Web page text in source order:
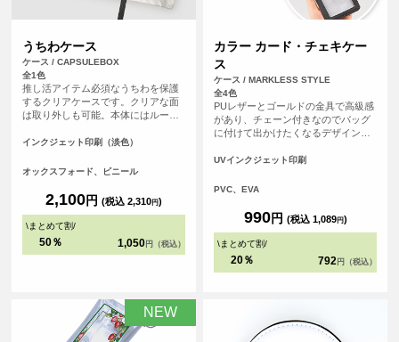
うちわケース
ケース / CAPSULEBOX
全1色
推し活アイテム必須なうちわを保護
するクリアケースです。クリアな面
は取り外しも可能。本体にはループ
っておくこともできちゃいます。う
に！
インクジェット印刷（淡色）
オックスフォード、ビニール
2,100円 (税込 2,310円)
\まとめて割/
50％ 1,050 円（税込）
カラー カード・チェキケー
ス
ケース / MARKLESS STYLE
全4色
PUレザーとゴールドの金具で高級感
があり、チェーン付きなのでバッグ
に付けて出かけたくなるデザインで
で推し活を楽しもう。表面はクリア
て、裏面にオリジナルデザインをプ
UVインクジェット印刷
PVC、EVA
990円 (税込 1,089円)
\まとめて割/
20％ 792 円（税込）
NEW